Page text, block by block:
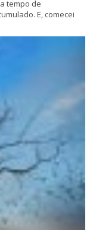
tempo de
E, comecei